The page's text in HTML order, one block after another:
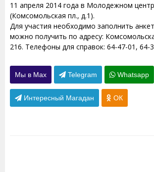
11 апреля 2014 года в Молодежном
(Комсомольская пл., д.1).
Для участия необходимо заполнить
можно получить по адресу:
216. Телефоны для справок: 64-47-01, 64-
Мы в Max Telegram Whatsapp
Интересный Магадан ОК